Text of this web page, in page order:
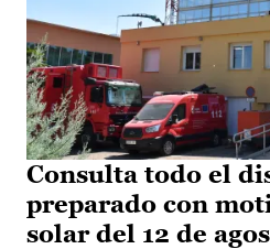
Consulta todo el
preparado con
solar del 12 de